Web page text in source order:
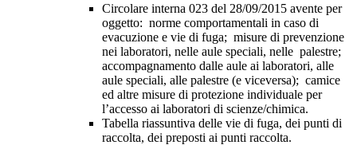
Circolare interna 023 del 28/09/2015 avente per
oggetto: norme comportamentali in caso di
evacuzione e vie di fuga; misure di prevenzione
nei laboratori, nelle aule speciali, nelle palestre;
accompagnamento dalle aule ai laboratori, alle
aule speciali, alle palestre (e viceversa); camice
ed altre misure di protezione individuale per
l’accesso ai laboratori di scienze/chimica.
Tabella riassuntiva delle vie di fuga, dei punti di
raccolta, dei preposti ai punti raccolta.